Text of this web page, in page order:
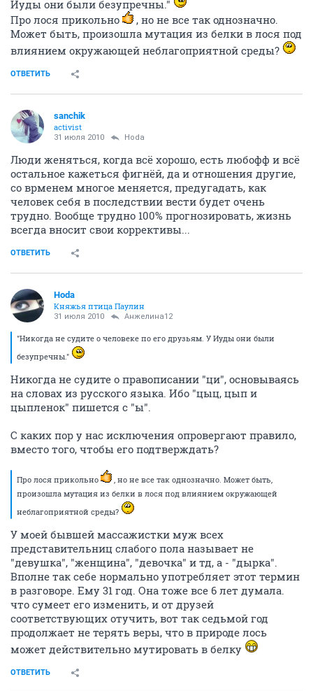
Иуды они были безупречны."
Про лося прикольно
, но не все так однозначно.
Может быть, произошла мутация из белки в лося под
влиянием окружающей неблагоприятной среды?
ОТВЕТИТЬ
sanchik
activist
31 июля 2010 Hoda
Люди женяться, когда всё хорошо, есть любофф и всё
остальное кажеться фигнёй, да и отношения другие,
со врменем многое меняется, предугадать, как
человек себя в последствии вести будет очень
трудно. Вообще трудно 100% прогнозировать, жизнь
всегда вносит свои коррективы...
ОТВЕТИТЬ
Hoda
Княжья птица Паулин
31 июля 2010 Анжелина12
"Никогда не судите о человеке по его друзьям. У Иуды они были
безупречны."
Никогда не судите о правописании "ци", основываясь
на словах из русского языка. Ибо "цыц, цып и
цыпленок" пишется с "ы".
С каких пор у нас исключения опровергают правило,
вместо того, чтобы его подтверждать?
Про лося прикольно
, но не все так однозначно. Может быть,
произошла мутация из белки в лося под влиянием окружающей
неблагоприятной среды?
У моей бывшей массажистки муж всех
представительниц слабого пола называет не
"девушка", "женщина", "девочка" и тд, а - "дырка".
Вполне так себе нормально употребляет этот термин
в разговоре. Ему 31 год. Она тоже все 6 лет думала.
что сумеет его изменить, и от друзей
соответствующих отучить, вот так седьмой год
продолжает не терять веры, что в природе лось
может действительно мутировать в белку
ОТВЕТИТЬ